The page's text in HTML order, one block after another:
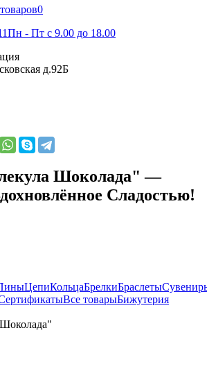
0
Пн - Пт с 9.00 до 18.00
д.92Б
Шоколада" —
Сладостью!
ЦепиКольцаБрелкиБраслеты
Все товарыБижутерия